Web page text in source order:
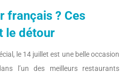
français ? Ces
le détour
le 14 juillet est une belle occasion
l’un des meilleurs restaurants